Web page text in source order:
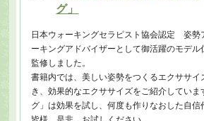
グ」
日本ウォーキングセラピスト協会認定 姿
ーキングアドバイザーとして御活躍のモデル
監修しました。
書籍内では、美しい姿勢をつくるエクササイ
き、効果的なエクササイズをご紹介していま
グ」は効果を試し、何度も作りなおした自信